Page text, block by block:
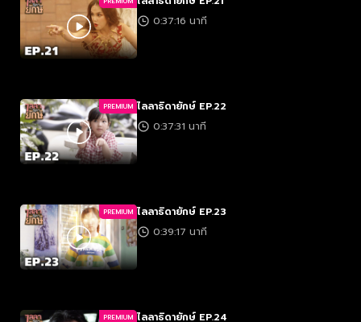
0:37:16 นาที
PREMIUM ไลลาธิดายักษ์ EP.22
0:37:31 นาที
PREMIUM ไลลาธิดายักษ์ EP.23
0:39:17 นาที
PREMIUM ไลลาธิดายักษ์ EP.24